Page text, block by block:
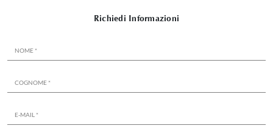
Richiedi Informazioni